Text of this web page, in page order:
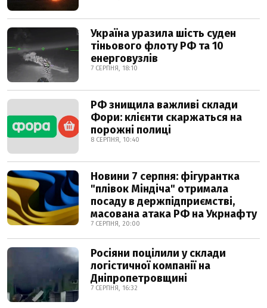
Україна уразила шість суден
тіньового флоту РФ та 10
енерговузлів
7 СЕРПНЯ, 18:10
РФ знищила важливі склади
Фори: клієнти скаржаться на
порожні полиці
8 СЕРПНЯ, 10:40
Новини 7 серпня: фігурантка
"плівок Міндіча" отримала
посаду в держпідприємстві,
масована атака РФ на Укрнафту
7 СЕРПНЯ, 20:00
Росіяни поцілили у склади
логістичної компанії на
Дніпропетровщині
7 СЕРПНЯ, 16:32